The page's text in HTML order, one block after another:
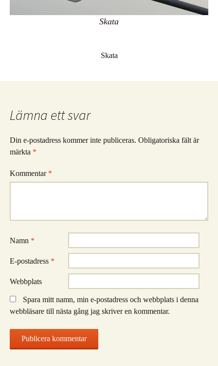
Skata
Skata
Lämna ett svar
Din e-postadress kommer inte publiceras. Obligatoriska fält är
märkta *
Kommentar *
Namn *
E-postadress *
Webbplats
Spara mitt namn, min e-postadress och webbplats i denna
webbläsare till nästa gång jag skriver en kommentar.